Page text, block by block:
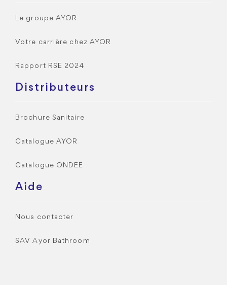
Le groupe AYOR
Votre carrière chez AYOR
Rapport RSE 2024
Distributeurs
Brochure Sanitaire
Catalogue AYOR
Catalogue ONDEE
Aide
Nous contacter
SAV Ayor Bathroom